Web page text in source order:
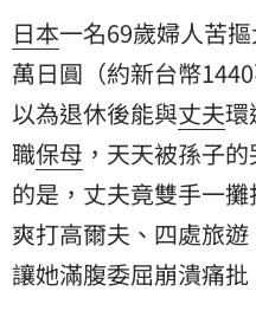
日本一名69歲婦人苦
萬日圓（約新台幣
以為退休後能與丈夫環
職保母 ，天天被孫子
的是，丈夫竟雙手一
爽打高爾夫、四處旅
讓她滿腹委屈崩潰痛